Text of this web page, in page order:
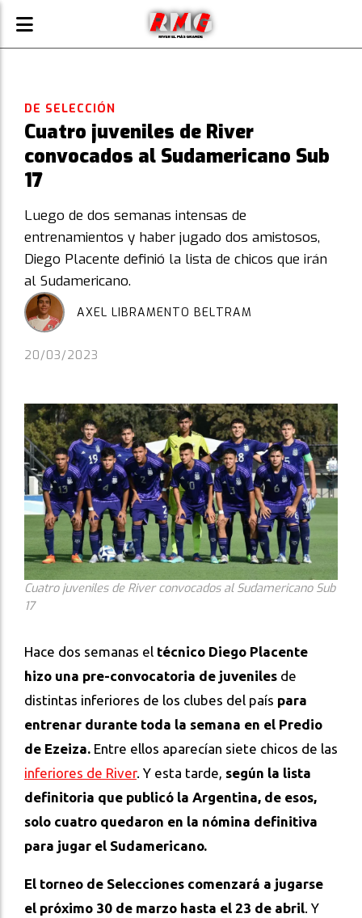
Cuatro juveniles de River
convocados al Sudamericano Sub
17
Luego de dos semanas intensas de
entrenamientos y haber jugado dos amistosos,
Diego Placente definió la lista de chicos que irán
al Sudamericano.
DE SELECCIÓN
20/03/2023
AXEL LIBRAMENTO BELTRAM
Cuatro juveniles de River convocados al Sudamericano Sub
17
Hace dos semanas el técnico Diego Placente
hizo una pre-convocatoria de juveniles de
distintas inferiores de los clubes del país para
entrenar durante toda la semana en el Predio
de Ezeiza. Entre ellos aparecían siete chicos de las
inferiores de River. Y esta tarde, según la lista
definitoria que publicó la Argentina, de esos,
solo cuatro quedaron en la nómina definitiva
para jugar el Sudamericano.
El torneo de Selecciones comenzará a jugarse
el próximo 30 de marzo hasta el 23 de abril. Y